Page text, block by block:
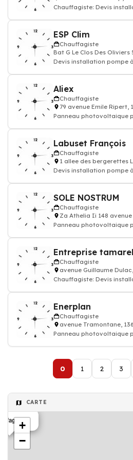
Chauffagiste: Devis
ESP Clim
Chauffagiste
Bat G Le Clos Des
Devis installation pompe à chaleur Prix chauffage
Aliex
Chauffagiste
79 avenue Emile Ripert,
Panneau photovoltaique
Labuset François
Chauffagiste
1 allee des bergerettes
Devis installation pompe à chaleur Prix chauffage
SOLE NOSTRUM
Chauffagiste
Za Athelia Ii 148
Panneau photovoltaique
Entreprise
Chauffagiste
avenue Guillaume
Chauffagiste: Devis
Enerplan
Chauffagiste
avenue Tramontane,
Panneau photovoltaique
0 1 2 3
CARTE
+
−